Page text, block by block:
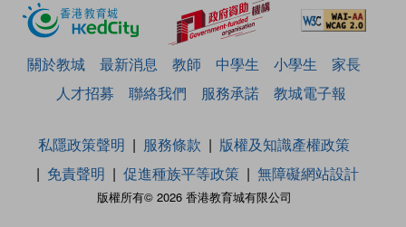
關於教城 最新消息 教師 中學生 小學生
家長
人才招募
聯絡我們 服務承諾 教城電子報
版權所有© 2026 香港教育城有限公司
私隱政策聲明 服務條款
版權及知識產權政策
免責聲明
促進種族平等政策 無障礙網站設計